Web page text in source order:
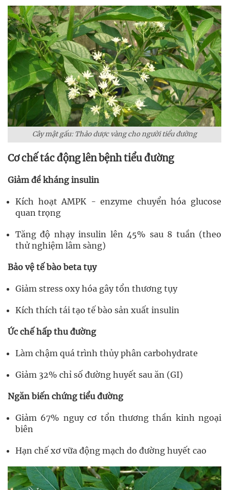
Cây mật gấu: Thảo dược vàng cho người tiểu đường
Cơ chế tác động lên bệnh tiểu đường
Giảm đề kháng insulin
Kích hoạt AMPK - enzyme chuyển hóa glucose
quan trọng
Tăng độ nhạy insulin lên 45% sau 8 tuần (theo
thử nghiệm lâm sàng)
Bảo vệ tế bào beta tụy
Giảm stress oxy hóa gây tổn thương tụy
Kích thích tái tạo tế bào sản xuất insulin
Ức chế hấp thu đường
Làm chậm quá trình thủy phân carbohydrate
Giảm 32% chỉ số đường huyết sau ăn (GI)
Ngăn biến chứng tiểu đường
Giảm 67% nguy cơ tổn thương thần kinh ngoại
biên
Hạn chế xơ vữa động mạch do đường huyết cao